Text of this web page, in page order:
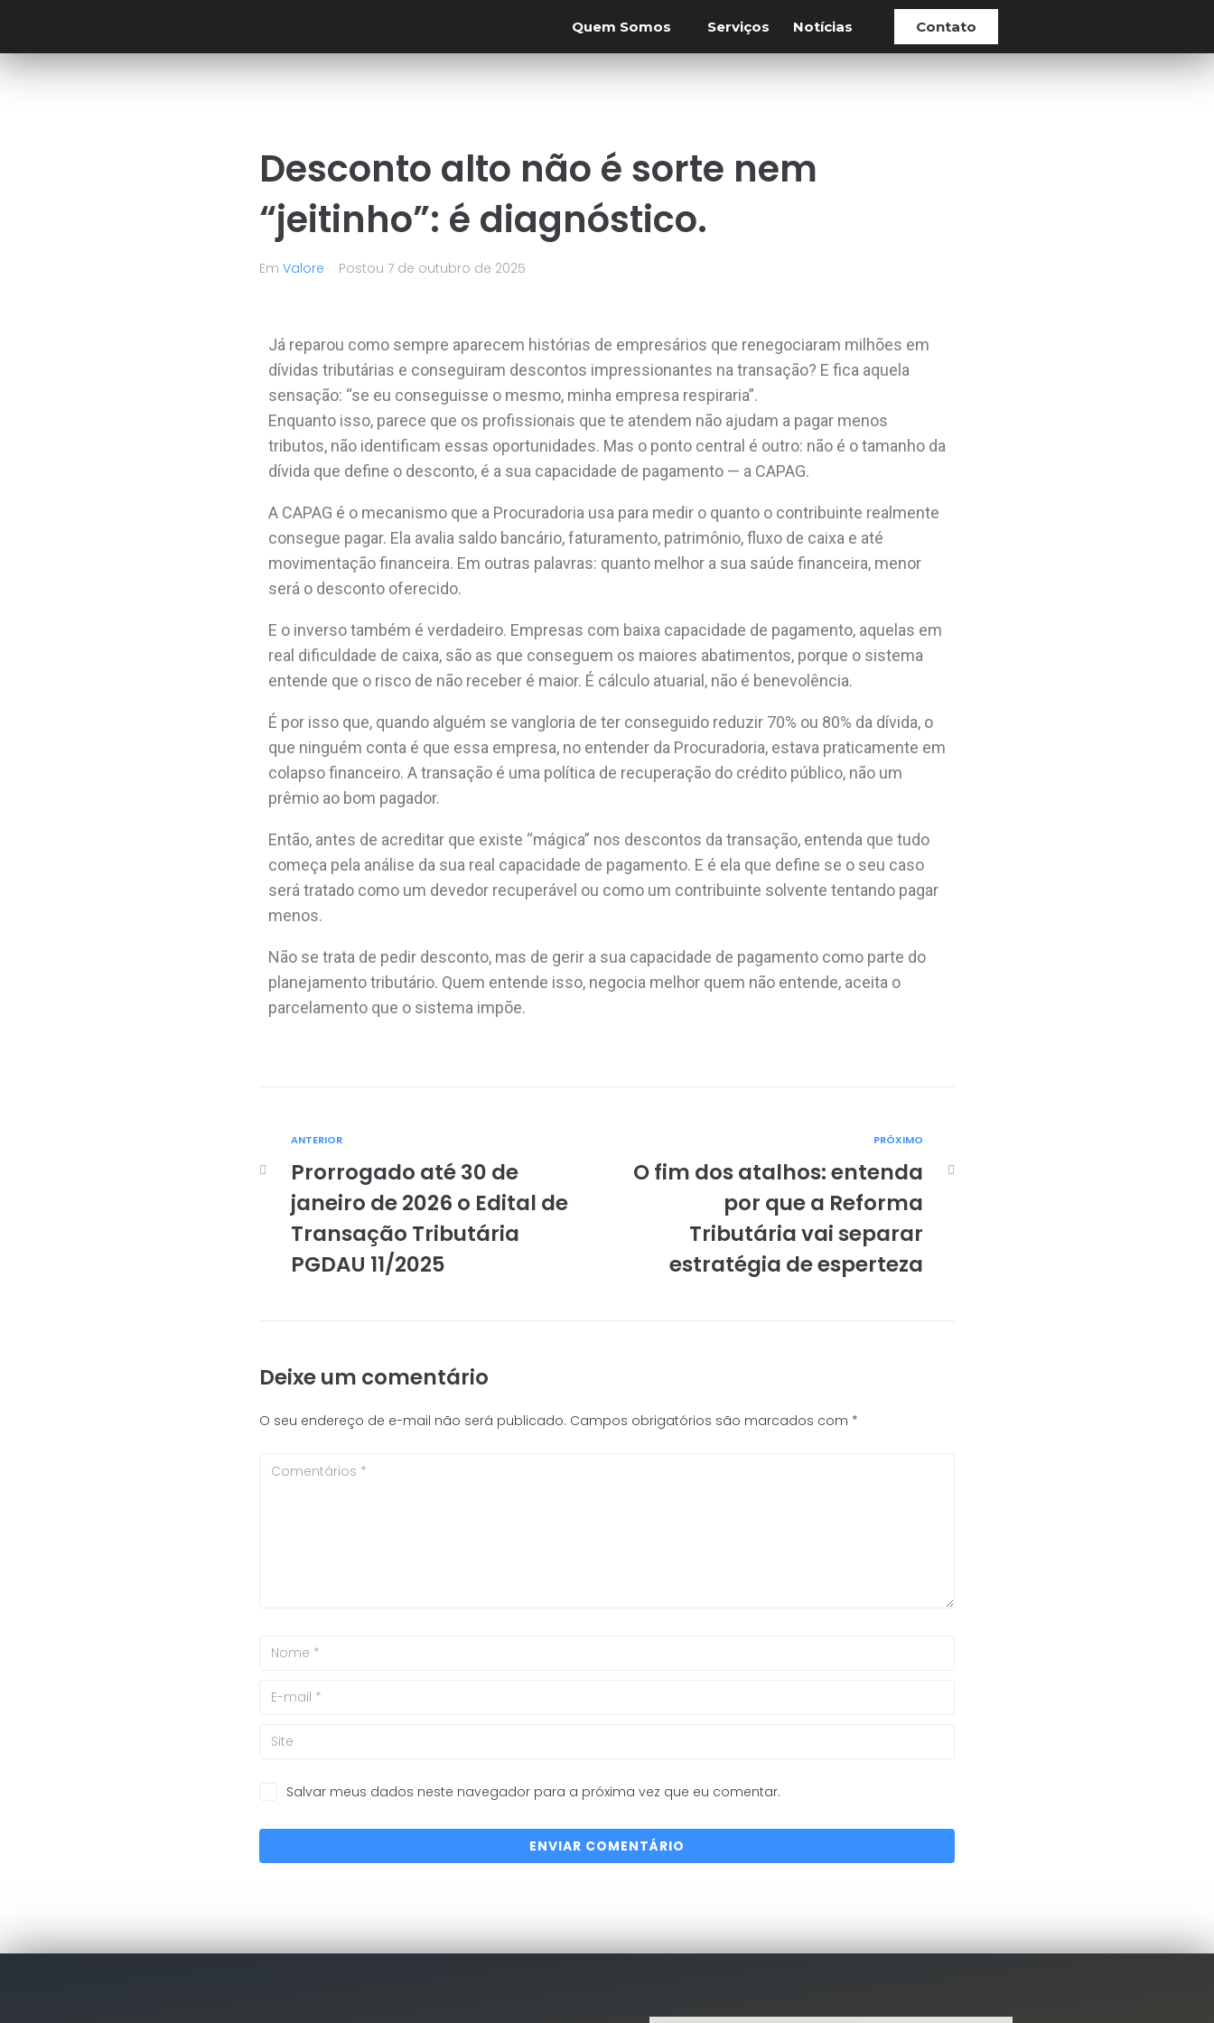
Quem Somos Serviços Notícias Contato
Desconto alto não é sorte nem
“jeitinho”: é diagnóstico.
Em Valore Postou 7 de outubro de 2025
Já reparou como sempre aparecem histórias de empresários que renegociaram milhões em
dívidas tributárias e conseguiram descontos impressionantes na transação? E fica aquela
sensação: “se eu conseguisse o mesmo, minha empresa respiraria”.
Enquanto isso, parece que os profissionais que te atendem não ajudam a pagar menos
tributos, não identificam essas oportunidades. Mas o ponto central é outro: não é o tamanho da
dívida que define o desconto, é a sua capacidade de pagamento — a CAPAG.
A CAPAG é o mecanismo que a Procuradoria usa para medir o quanto o contribuinte realmente
consegue pagar. Ela avalia saldo bancário, faturamento, patrimônio, fluxo de caixa e até
movimentação financeira. Em outras palavras: quanto melhor a sua saúde financeira, menor
será o desconto oferecido.
E o inverso também é verdadeiro. Empresas com baixa capacidade de pagamento, aquelas em
real dificuldade de caixa, são as que conseguem os maiores abatimentos, porque o sistema
entende que o risco de não receber é maior. É cálculo atuarial, não é benevolência.
É por isso que, quando alguém se vangloria de ter conseguido reduzir 70% ou 80% da dívida, o
que ninguém conta é que essa empresa, no entender da Procuradoria, estava praticamente em
colapso financeiro. A transação é uma política de recuperação do crédito público, não um
prêmio ao bom pagador.
Então, antes de acreditar que existe “mágica” nos descontos da transação, entenda que tudo
começa pela análise da sua real capacidade de pagamento. E é ela que define se o seu caso
será tratado como um devedor recuperável ou como um contribuinte solvente tentando pagar
menos.
Não se trata de pedir desconto, mas de gerir a sua capacidade de pagamento como parte do
planejamento tributário. Quem entende isso, negocia melhor quem não entende, aceita o
parcelamento que o sistema impõe.
ANTERIOR
Prorrogado até 30 de
janeiro de 2026 o Edital de
Transação Tributária
PGDAU 11/2025
PRÓXIMO
O fim dos atalhos: entenda
por que a Reforma
Tributária vai separar
estratégia de esperteza
Deixe um comentário
O seu endereço de e-mail não será publicado. Campos obrigatórios são marcados com *
Salvar meus dados neste navegador para a próxima vez que eu comentar.